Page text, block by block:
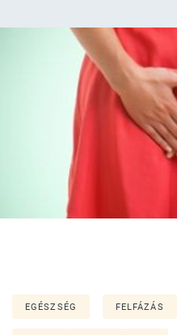
EGÉSZSÉG FELFÁZÁS